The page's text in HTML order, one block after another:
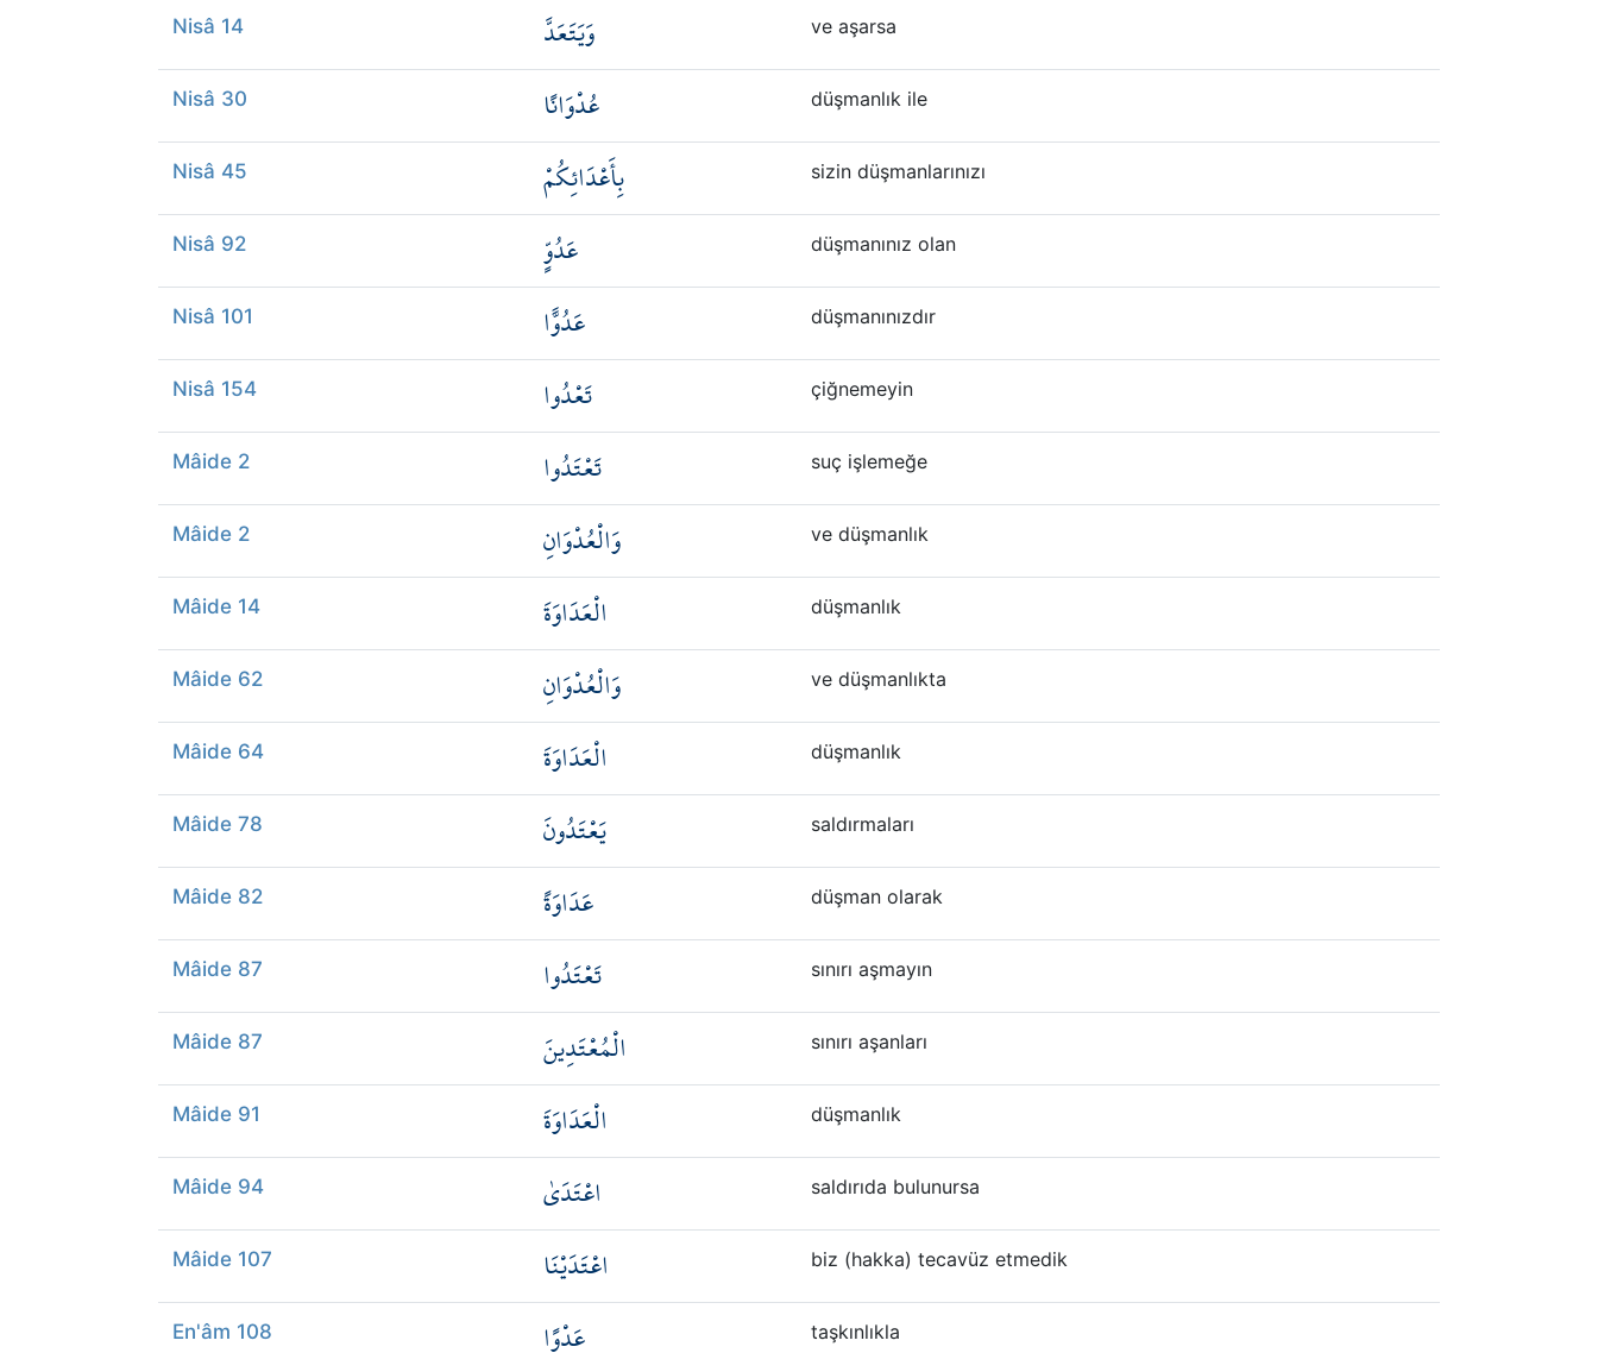
Nisâ 14 وَيَتَعَدَّ ve aşarsa
Nisâ 30 عُدْوَانًا düşmanlık ile
Nisâ 45 بِأَعْدَائِكُمْ sizin düşmanlarınızı
Nisâ 92 عَدُوٍّ düşmanınız olan
Nisâ 101 عَدُوًّا düşmanınızdır
Nisâ 154 تَعْدُوا çiğnemeyin
Mâide 2 تَعْتَدُوا suç işlemeğe
Mâide 2 وَالْعُدْوَانِ ve düşmanlık
Mâide 14 الْعَدَاوَةَ düşmanlık
Mâide 62 وَالْعُدْوَانِ ve düşmanlıkta
Mâide 64 الْعَدَاوَةَ düşmanlık
Mâide 78 يَعْتَدُونَ saldırmaları
Mâide 82 عَدَاوَةً düşman olarak
Mâide 87 تَعْتَدُوا sınırı aşmayın
Mâide 87 الْمُعْتَدِينَ sınırı aşanları
Mâide 91 الْعَدَاوَةَ düşmanlık
Mâide 94 اعْتَدَىٰ saldırıda bulunursa
Mâide 107 اعْتَدَيْنَا biz (hakka) tecavüz etmedik
En'âm 108 عَدْوًا taşkınlıkla